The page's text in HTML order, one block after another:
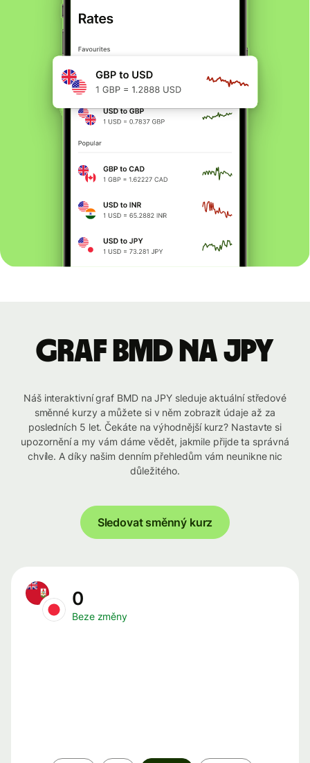
graf BMD na JPY
Náš interaktivní graf BMD na JPY sleduje aktuální středové
směnné kurzy a můžete si v něm zobrazit údaje až za
posledních 5 let. Čekáte na výhodnější kurz? Nastavte si
upozornění a my vám dáme vědět, jakmile přijde ta správná
chvíle. A díky našim denním přehledům vám neunikne nic
důležitého.
Sledovat směnný kurz
0
Beze změny